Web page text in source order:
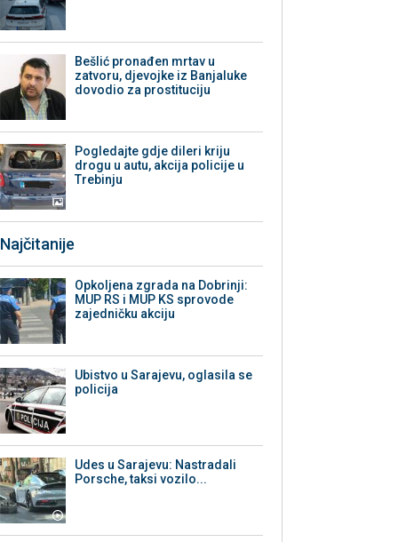
Bešlić pronađen mrtav u
zatvoru, djevojke iz Banjaluke
dovodio za prostituciju
Pogledajte gdje dileri kriju
drogu u autu, akcija policije u
Trebinju
Najčitanije
Opkoljena zgrada na Dobrinji:
MUP RS i MUP KS sprovode
zajedničku akciju
Ubistvo u Sarajevu, oglasila se
policija
Udes u Sarajevu: Nastradali
Porsche, taksi vozilo...